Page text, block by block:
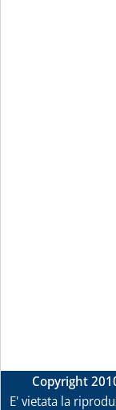
Copyright
E' vietata la